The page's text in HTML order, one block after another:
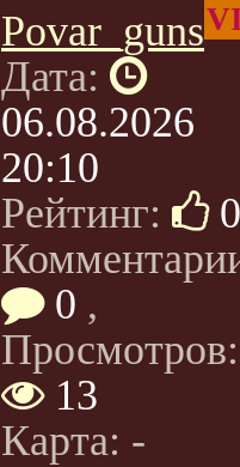
Povar_guns
Дата:
06.08.2026
20:10
Рейтинг:
0
0 ,
Просмотров:
13
Карта: -